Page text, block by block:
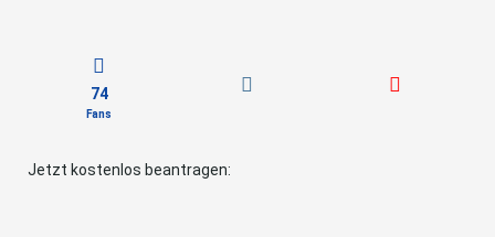
74
Fans
Jetzt kostenlos beantragen: